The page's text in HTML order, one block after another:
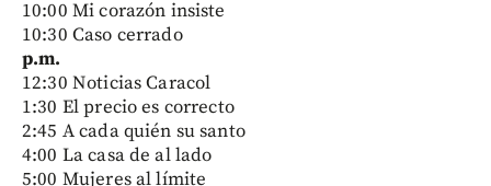
10:00 Mi corazón insiste
10:30 Caso cerrado
p.m.
12:30 Noticias Caracol
1:30 El precio es correcto
2:45 A cada quién su santo
4:00 La casa de al lado
5:00 Mujeres al límite